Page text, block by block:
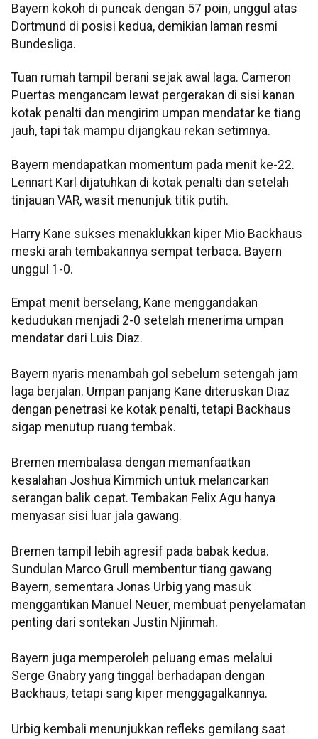
Bayern kokoh di puncak dengan 57 poin, unggul atas
Dortmund di posisi kedua, demikian laman resmi
Bundesliga.
Tuan rumah tampil berani sejak awal laga. Cameron
Puertas mengancam lewat pergerakan di sisi kanan
kotak penalti dan mengirim umpan mendatar ke tiang
jauh, tapi tak mampu dijangkau rekan setimnya.
Bayern mendapatkan momentum pada menit ke-22.
Lennart Karl dijatuhkan di kotak penalti dan setelah
tinjauan VAR, wasit menunjuk titik putih.
Harry Kane sukses menaklukkan kiper Mio Backhaus
meski arah tembakannya sempat terbaca. Bayern
unggul 1-0.
Empat menit berselang, Kane menggandakan
kedudukan menjadi 2-0 setelah menerima umpan
mendatar dari Luis Diaz.
Bayern nyaris menambah gol sebelum setengah jam
laga berjalan. Umpan panjang Kane diteruskan Diaz
dengan penetrasi ke kotak penalti, tetapi Backhaus
sigap menutup ruang tembak.
Bremen membalasa dengan memanfaatkan
kesalahan Joshua Kimmich untuk melancarkan
serangan balik cepat. Tembakan Felix Agu hanya
menyasar sisi luar jala gawang.
Bremen tampil lebih agresif pada babak kedua.
Sundulan Marco Grull membentur tiang gawang
Bayern, sementara Jonas Urbig yang masuk
menggantikan Manuel Neuer, membuat penyelamatan
penting dari sontekan Justin Njinmah.
Bayern juga memperoleh peluang emas melalui
Serge Gnabry yang tinggal berhadapan dengan
Backhaus, tetapi sang kiper menggagalkannya.
Urbig kembali menunjukkan refleks gemilang saat